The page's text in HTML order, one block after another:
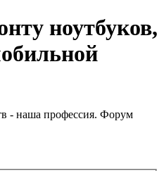
ноутбуков,
- наша профессия. Форум